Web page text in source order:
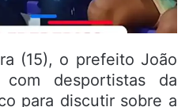
(15), o prefeito João
desportistas da
para discutir sobre a